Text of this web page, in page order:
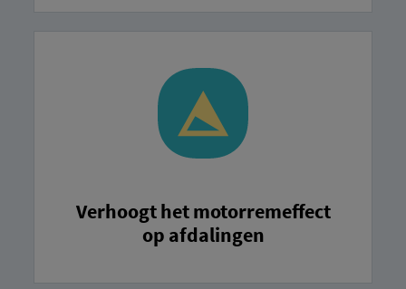
Verhoogt het motorremeffect
op afdalingen